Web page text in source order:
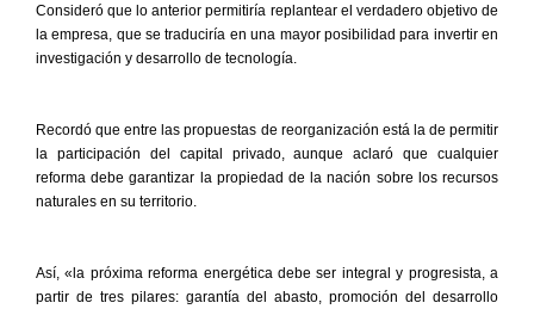
Consideró que lo anterior permitiría replantear el verdadero objetivo de
la empresa, que se traduciría en una mayor posibilidad para invertir en
investigación y desarrollo de tecnología.
Recordó que entre las propuestas de reorganización está la de permitir
la participación del capital privado, aunque aclaró que cualquier
reforma debe garantizar la propiedad de la nación sobre los recursos
naturales en su territorio.
Así, «la próxima reforma energética debe ser integral y progresista, a
partir de tres pilares: garantía del abasto, promoción del desarrollo